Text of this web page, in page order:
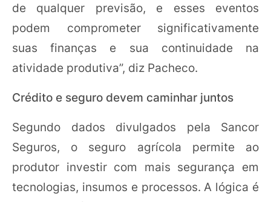
de qualquer previsão, e esses eventos
podem comprometer significativamente
suas finanças e sua continuidade na
atividade produtiva”, diz Pacheco.
Crédito e seguro devem caminhar juntos
Segundo dados divulgados pela Sancor
Seguros, o seguro agrícola permite ao
produtor investir com mais segurança em
tecnologias, insumos e processos. A lógica é